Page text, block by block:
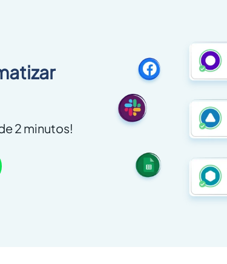
2 minutos!